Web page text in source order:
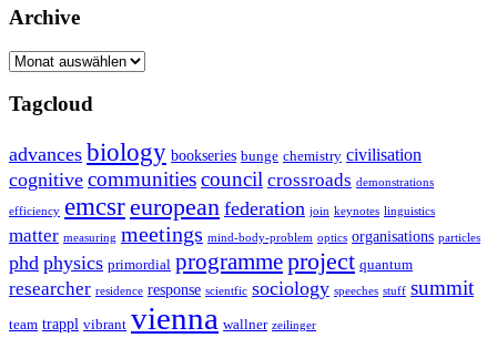
Archive
Archive
Tagcloud
advances biology bookseries bunge chemistry civilisation
cognitive communitiescouncil crossroads demonstrations
efficiency emcsreuropean federation join keynotes linguistics
matter measuring meetings mind-body-problem optics organisations particles
phd physics primordial programmeproject quantum
researcher residence response scientfic sociology speeches stuff summit
team trappl vibrant vienna wallner zeilinger